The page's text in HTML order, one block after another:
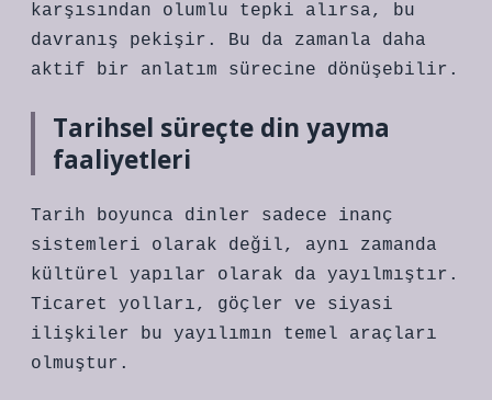
karşısından olumlu tepki alırsa, bu
davranış pekişir. Bu da zamanla daha
aktif bir anlatım sürecine dönüşebilir.
Tarihsel süreçte din yayma
faaliyetleri
Tarih boyunca dinler sadece inanç
sistemleri olarak değil, aynı zamanda
kültürel yapılar olarak da yayılmıştır.
Ticaret yolları, göçler ve siyasi
ilişkiler bu yayılımın temel araçları
olmuştur.